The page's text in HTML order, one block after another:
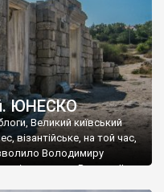
ЮНЕСКО
Великий київський
візантійське, на той час,
Володимиру
імператору Василю ІІ, та